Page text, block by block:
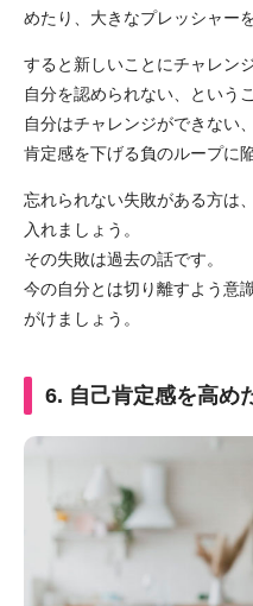
めたり、大きなプレッシャー
すると新しいことにチャレン
自分を認められない、という
自分はチャレンジができない
肯定感を下げる負のループに
忘れられない失敗がある方は
入れましょう。
その失敗は過去の話です。
今の自分とは切り離すよう意
がけましょう。
6. 自己肯定感を高め